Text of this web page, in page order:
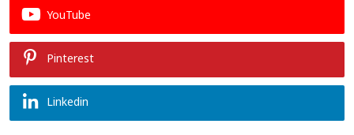
YouTube
Pinterest
Linkedin